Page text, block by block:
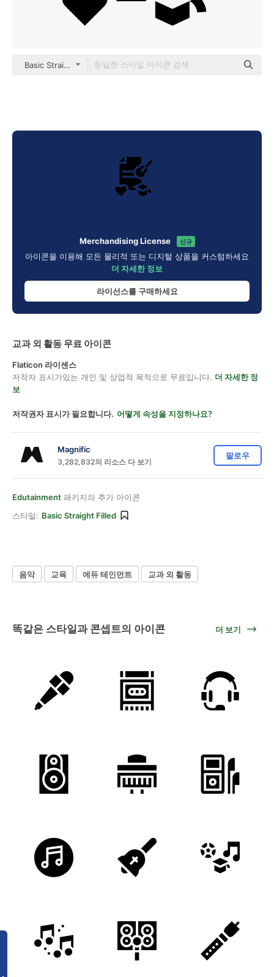
Basic Straight Filled
Merchandising License 신규
아이콘을 이용해 모든 물리적 또는 디지털 상품을 커스텀하세요
더 자세한 정보
라이선스를 구매하세요
교과 외 활동 무료 아이콘
Flaticon 라이센스
저작자 표시가있는 개인 및 상업적 목적으로 무료입니다. 더 자세한 정
보
저작권자 표시가 필요합니다. 어떻게 속성을 지정하나요?
Magnific
3,282,832의 리소스 다 보기
팔로우
Edutainment 패키지의 추가 아이콘
스타일: Basic Straight Filled
음악 교육 에듀 테인먼트 교과 외 활동
똑같은 스타일과 콘셉트의 아이콘 더 보기